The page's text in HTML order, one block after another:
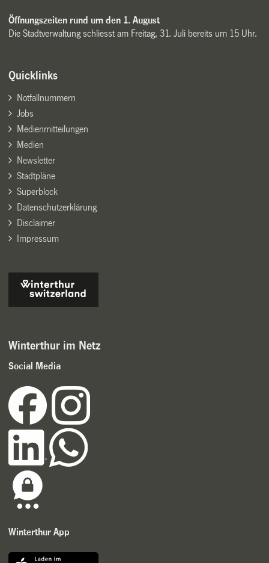
Öffnungszeiten rund um den 1. August
Die Stadtverwaltung schliesst am Freitag, 31. Juli bereits um 15 Uhr.
Quicklinks
Notfallnummern
Jobs
Medienmitteilungen
Medien
Newsletter
Stadtpläne
Superblock
Datenschutzerklärung
Disclaimer
Impressum
Winterthur im Netz
Social Media
Winterthur App